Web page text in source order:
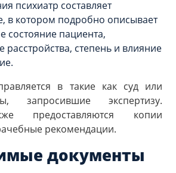
психиатр составляет
в котором подробно описывает
состояние пациента,
расстройства, степень и влияние
в такие как суд или
запросившие экспертизу.
предоставляются копии
рекомендации.
документы